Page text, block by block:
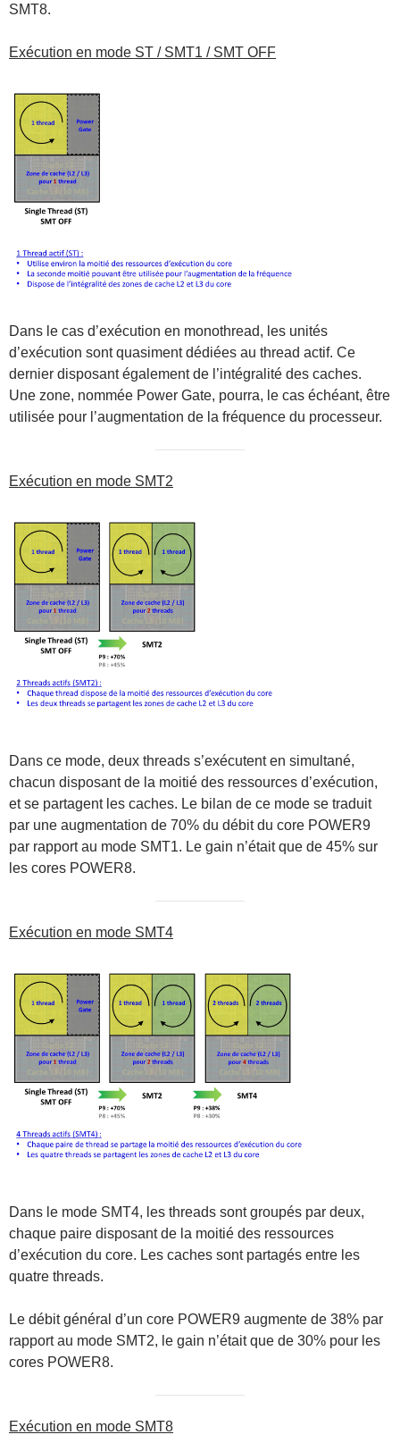
SMT8.
Exécution en mode ST / SMT1 / SMT OFF
Dans le cas d’exécution en monothread, les unités
d’exécution sont quasiment dédiées au thread actif. Ce
dernier disposant également de l’intégralité des caches.
Une zone, nommée Power Gate, pourra, le cas échéant, être
utilisée pour l’augmentation de la fréquence du processeur.
Exécution en mode SMT2
Dans ce mode, deux threads s’exécutent en simultané,
chacun disposant de la moitié des ressources d’exécution,
et se partagent les caches. Le bilan de ce mode se traduit
par une augmentation de 70% du débit du core POWER9
par rapport au mode SMT1. Le gain n’était que de 45% sur
les cores POWER8.
Exécution en mode SMT4
Dans le mode SMT4, les threads sont groupés par deux,
chaque paire disposant de la moitié des ressources
d’exécution du core. Les caches sont partagés entre les
quatre threads.
Le débit général d’un core POWER9 augmente de 38% par
rapport au mode SMT2, le gain n’était que de 30% pour les
cores POWER8.
Exécution en mode SMT8